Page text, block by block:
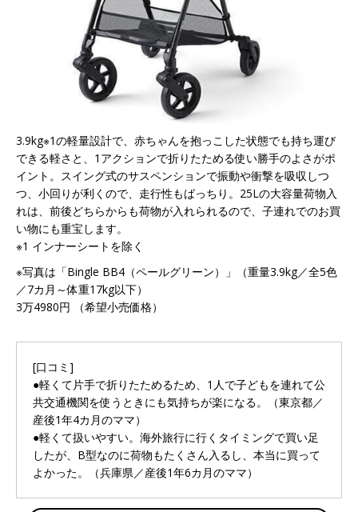
3.9kg※1の軽量設計で、赤ちゃんを抱っこした状態でも持ち運び
できる軽さと、1アクションで折りたためる使い勝手のよさがポ
イント。スイング式のサスペンションで振動や衝撃を吸収しつ
つ、小回りが利くので、走行性もばっちり。25Lの大容量荷物入
れは、前後どちらからも荷物が入れられるので、子連れでのお買
い物にも重宝します。
※1 インナーシートを除く
※写真は「Bingle BB4（ペールグリーン）」（重量3.9kg／全5色
／7カ月～体重17kg以下）
3万4980円 （希望小売価格）
[口コミ]
●軽くて片手で折りたためるため、1人で子どもを連れて公
共交通機関を使うときにも気持ちが楽になる。（東京都／
産後1年4カ月のママ）
●軽くて扱いやすい。海外旅行に行くタイミングで買い足
したが、B型なのに荷物もたくさん入るし、本当に買って
よかった。（兵庫県／産後1年6カ月のママ）